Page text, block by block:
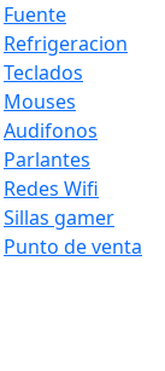
Fuente
Refrigeracion
Teclados
Mouses
Audifonos
Parlantes
Redes Wifi
Sillas gamer
Punto de venta